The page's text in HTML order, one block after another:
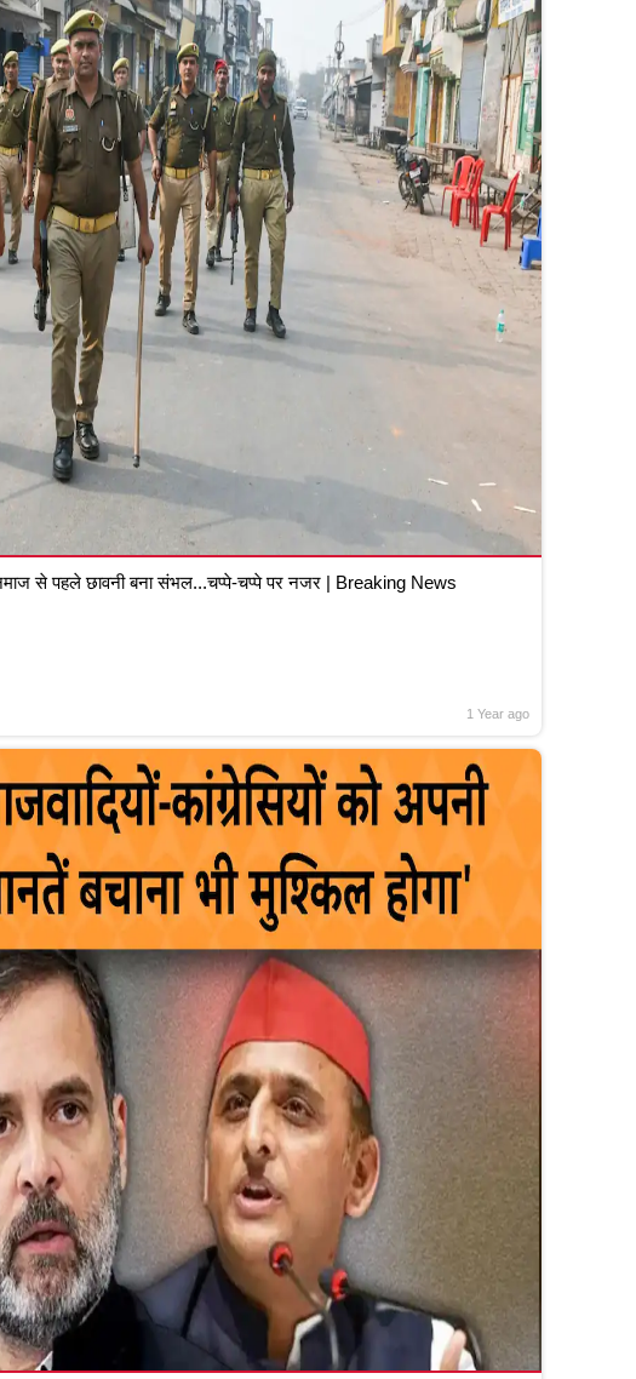
से पहले छावनी बना संभल...चप्पे-चप्पे पर नजर | Breaking News
1 Year ago